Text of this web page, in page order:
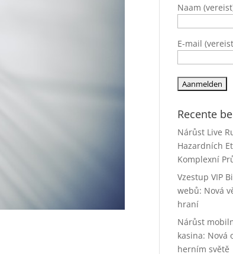
Naam
E-mail
Recente
Nárůst Live
Hazardních
Komplexní
Vzestup VIP
webů: Nová
hraní
Nárůst
kasina: Nová
herním světě